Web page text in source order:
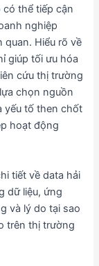
thể tiếp cận
nghiệp
quan. Hiểu rõ về
giúp tối ưu hóa
cứu thị trường
chọn nguồn
yếu tố then chốt
hoạt động
tiết về data hải
dữ liệu, ứng
và lý do tại sao
trên thị trường